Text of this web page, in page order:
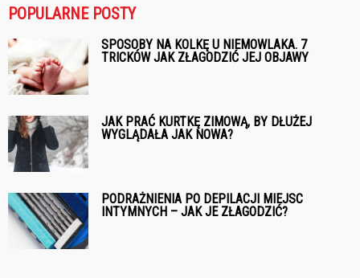
POPULARNE POSTY
SPOSOBY NA KOLKĘ U NIEMOWLAKA. 7
TRICKÓW JAK ZŁAGODZIĆ JEJ OBJAWY
JAK PRAĆ KURTKĘ ZIMOWĄ, BY DŁUŻEJ
WYGLĄDAŁA JAK NOWA?
PODRAŻNIENIA PO DEPILACJI MIEJSC
INTYMNYCH – JAK JE ZŁAGODZIĆ?